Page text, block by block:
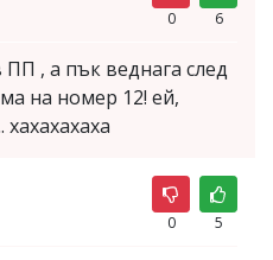
0 6
, а пък веднага след
на номер 12! ей,
хахахахаха
0 5